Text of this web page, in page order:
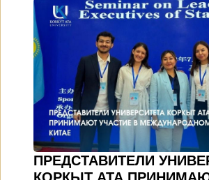
ПРЕДСТАВИТЕЛИ